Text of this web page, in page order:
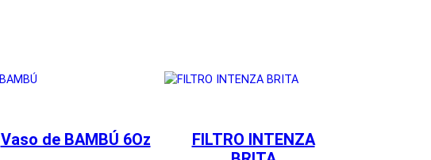
Vaso de BAMBÚ 6Oz
FILTRO INTENZA